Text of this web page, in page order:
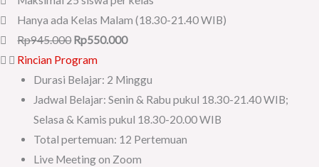
Hanya ada Kelas Malam (18.30-21.40 WIB)
Rp945.000 Rp550.000
Rincian Program
Durasi Belajar: 2 Minggu
Jadwal Belajar: Senin & Rabu pukul 18.30-21.40 WIB;
Selasa & Kamis pukul 18.30-20.00 WIB
Total pertemuan: 12 Pertemuan
Live Meeting on Zoom